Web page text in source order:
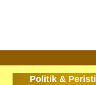
Politik &